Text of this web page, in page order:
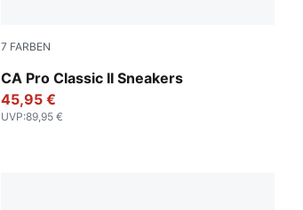
7 FARBEN
CA Pro Classic II Sneakers
PUMA White-Desert Dust
45,95 €
UVP:89,95 €